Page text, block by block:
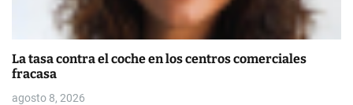
La tasa contra el coche en los centros comerciales
fracasa
agosto 8, 2026